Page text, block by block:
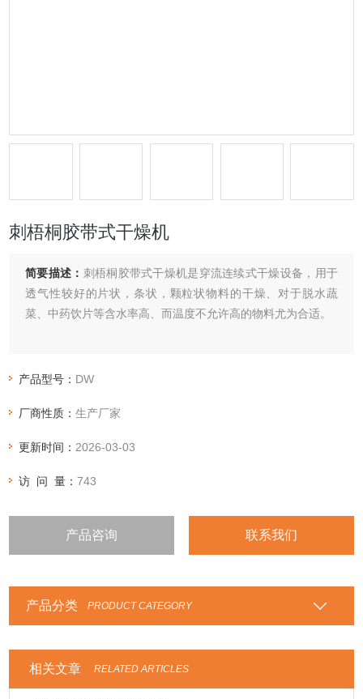
刺梧桐胶带式干燥机
简要描述： 刺梧桐胶带式干燥机是穿流连续式干燥设备，用于
透气性较好的片状，条状，颗粒状物料的干燥、对于脱水蔬
菜、中药饮片等含水率高、而温度不允许高的物料尤为合适。
产品型号： DW
厂商性质：生产厂家
更新时间： 2026-03-03
访 问 量：743
产品咨询 联系我们
产品分类 PRODUCT CATEGORY
相关文章 RELATED ARTICLES